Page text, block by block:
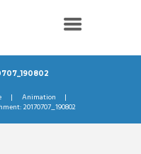
Animation
20170707_190802